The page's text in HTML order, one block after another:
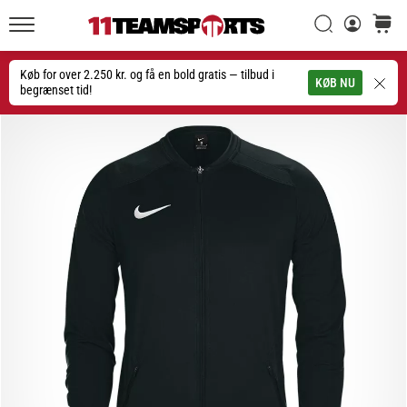
Køb for over 2.250 kr. og få en bold gratis — tilbud i
begrænset tid!
KØB NU
Søgkurv
Søg
20. 1. 2026
•
4 min. Læsning
Nike
fodboldstøvler
angreb